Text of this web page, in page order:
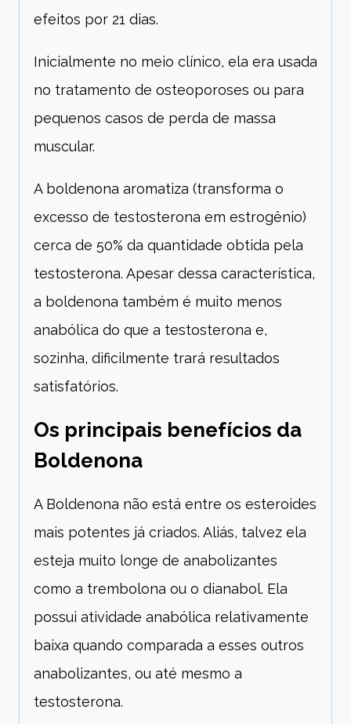
efeitos por 21 dias.
Inicialmente no meio clínico, ela era usada
no tratamento de osteoporoses ou para
pequenos casos de perda de massa
muscular.
A boldenona aromatiza (transforma o
excesso de testosterona em estrogênio)
cerca de 50% da quantidade obtida pela
testosterona. Apesar dessa característica,
a boldenona também é muito menos
anabólica do que a testosterona e,
sozinha, dificilmente trará resultados
satisfatórios.
Os principais benefícios da
Boldenona
A Boldenona não está entre os esteroides
mais potentes já criados. Aliás, talvez ela
esteja muito longe de anabolizantes
como a trembolona ou o dianabol. Ela
possui atividade anabólica relativamente
baixa quando comparada a esses outros
anabolizantes, ou até mesmo a
testosterona.